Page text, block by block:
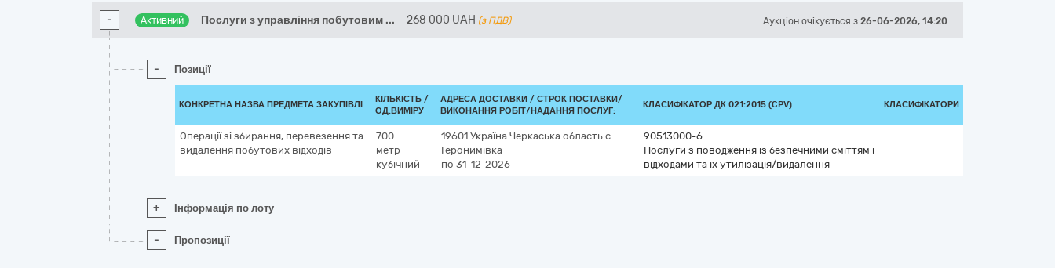
- Активний Послуги з управління побутовим ... 268 000 UAH (з ПДВ) Аукціон очікується з 26-06-2026, 14:20
- Позиції
КОНКРЕТНА НАЗВА ПРЕДМЕТА ЗАКУПІВЛІ
КІЛЬКІСТЬ /
ОД.ВИМІРУ
АДРЕСА ДОСТАВКИ / СТРОК ПОСТАВКИ/
ВИКОНАННЯ РОБІТ/НАДАННЯ ПОСЛУГ:
КЛАСИФІКАТОР ДК 021:2015 (CPV) КЛАСИФІКАТОРИ
Операції зі збирання, перевезення та
видалення побутових відходів
700
метр
кубічний
19601 Україна Черкаська область с.
Геронимівка
по 31-12-2026
90513000-6
Послуги з поводження із безпечними сміттям і
відходами та їх утилізація/видалення
+ Інформація по лоту
- Пропозиції